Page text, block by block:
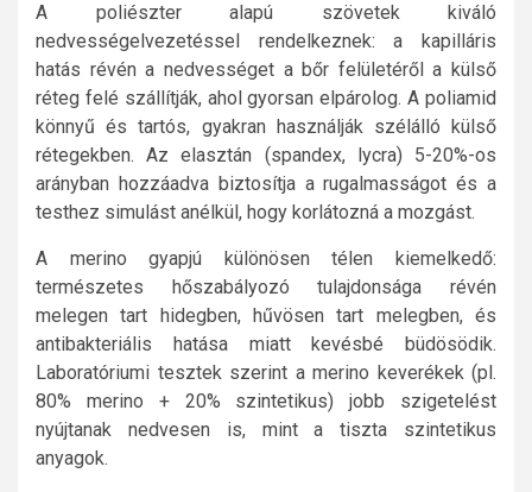
A poliészter alapú szövetek kiváló
nedvességelvezetéssel rendelkeznek: a kapilláris
hatás révén a nedvességet a bőr felületéről a külső
réteg felé szállítják, ahol gyorsan elpárolog. A poliamid
könnyű és tartós, gyakran használják szélálló külső
rétegekben. Az elasztán (spandex, lycra) 5-20%-os
arányban hozzáadva biztosítja a rugalmasságot és a
testhez simulást anélkül, hogy korlátozná a mozgást.
A merino gyapjú különösen télen kiemelkedő:
természetes hőszabályozó tulajdonsága révén
melegen tart hidegben, hűvösen tart melegben, és
antibakteriális hatása miatt kevésbé büdösödik.
Laboratóriumi tesztek szerint a merino keverékek (pl.
80% merino + 20% szintetikus) jobb szigetelést
nyújtanak nedvesen is, mint a tiszta szintetikus
anyagok.